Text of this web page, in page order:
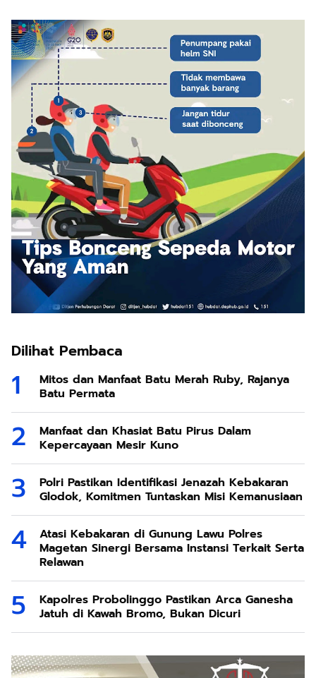
Dilihat Pembaca
Mitos dan Manfaat Batu Merah Ruby, Rajanya
Batu Permata
Manfaat dan Khasiat Batu Pirus Dalam
Kepercayaan Mesir Kuno
Polri Pastikan Identifikasi Jenazah Kebakaran
Glodok, Komitmen Tuntaskan Misi Kemanusiaan
Atasi Kebakaran di Gunung Lawu Polres
Magetan Sinergi Bersama Instansi Terkait Serta
Relawan
Kapolres Probolinggo Pastikan Arca Ganesha
Jatuh di Kawah Bromo, Bukan Dicuri